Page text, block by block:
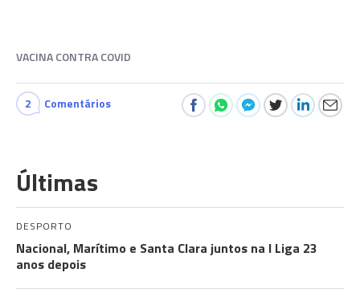
VACINA CONTRA COVID
2 Comentários
Últimas
DESPORTO
Nacional, Marítimo e Santa Clara juntos na I Liga 23
anos depois